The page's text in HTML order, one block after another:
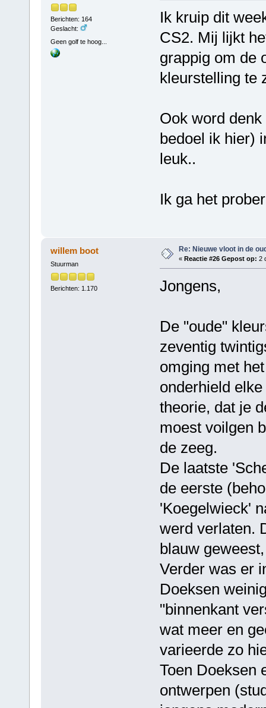
Berichten: 164
Geslacht:
Geen golf te hoog...
Ik kruip dit
CS2. Mij lijkt
grappig om de
kleurstelling te
Ook word
bedoel ik hier)
leuk..
Ik ga het
willem boot
Stuurman
Berichten: 1.170
Re: Nieuwe vloot in de
« Reactie #26 Gepost op: 2
Jongens,
De "oude"
zeventig
omging met
onderhield
theorie, dat je
moest voilgen
de zeeg.
De laatste
de eerste
'Koegelwieck'
werd verlaten.
blauw
Verder was er
Doeksen
"binnenkant
wat meer en
varieerde zo
Toen Doeksen
ontwerpen